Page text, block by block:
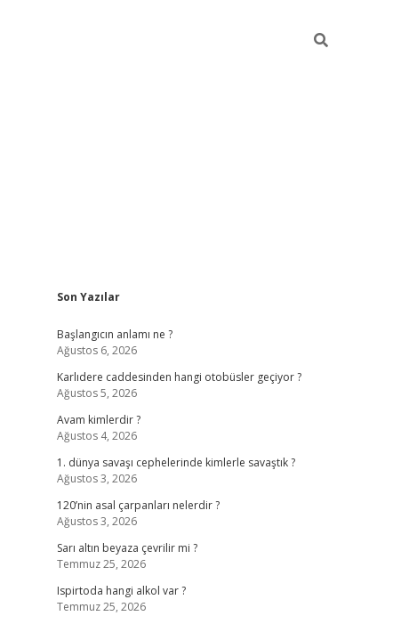
Sidebar
Son Yazılar
Başlangıcın anlamı ne ?
Ağustos 6, 2026
Karlıdere caddesinden hangi otobüsler geçiyor ?
Ağustos 5, 2026
Avam kimlerdir ?
Ağustos 4, 2026
1. dünya savaşı cephelerinde kimlerle savaştık ?
Ağustos 3, 2026
120’nin asal çarpanları nelerdir ?
Ağustos 3, 2026
Sarı altın beyaza çevrilir mi ?
Temmuz 25, 2026
Ispirtoda hangi alkol var ?
Temmuz 25, 2026
betexper giriş